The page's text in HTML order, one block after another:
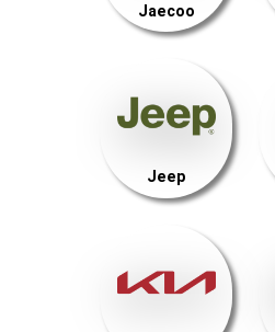
Jaecoo
Jeep